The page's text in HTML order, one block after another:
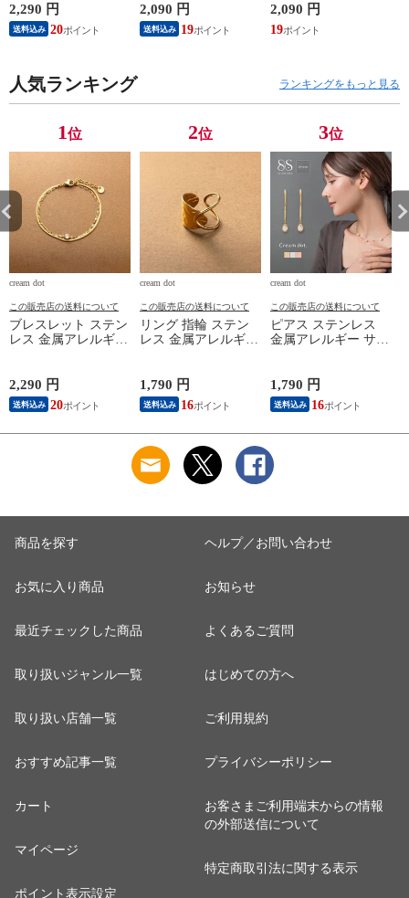
っぱなし 2連 重ねづ
け キュービックジル
コニア 一粒ビジュー
サイズ］
2,290 円
送料込み 20
ベット 光沢感 大き
め ボリューム まと
め髪 髪留め しっか
2,090 円
送料込み 19
ポキシ フラワー ド
ロップ マルチカラー
メルヘンチック ちょ
ー_ワンサイズ］
2,090 円
19
人気ランキング ランキングをもっと見る
1位
cream dot
この販売店の送料について
ブレスレット ステン
レス 金属アレルギー
っぱなし 2連 重ねづ
け キュービックジル
コニア 一粒ビジュー
2,290 円
送料込み 20
2位
cream dot
この販売店の送料について
リング 指輪 ステン
レス 金属アレルギー
っぱなし たたき加工
メタル クロス ワイ
ド オープンリング
ーサイズ］
1,790 円
送料込み 16
3位
cream dot
この販売店の送料について
ピアス ステンレス
金属アレルギー サー
し フック 小粒 ドロ
ップ ラウンド ビジ
ュー ミニ 揺れる ス
パケット ［A：ピン
クゴールド_ピアス］
1,790 円
送料込み 16
商品を探す
お気に入り商品
最近チェックした商品
取り扱いジャンル一覧
取り扱い店舗一覧
おすすめ記事一覧
カート
マイページ
ポイント表示設定
ヘルプ／お問い合わせ
お知らせ
よくあるご質問
はじめての方へ
ご利用規約
プライバシーポリシー
お客さまご利用端末からの情報
の外部送信について
特定商取引法に関する表示